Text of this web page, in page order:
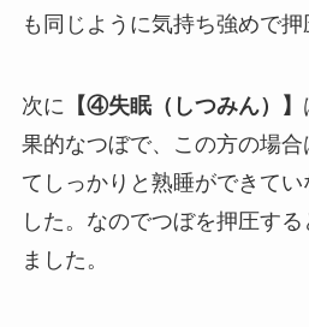
も同じように気持ち強めで押
次に 【④失眠（しつみん）】
果的なつぼで、この方の場合
てしっかりと熟睡ができて
した。なのでつぼを押圧す
ました。